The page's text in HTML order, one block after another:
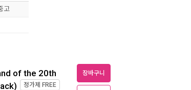
고
of the 20th
정가제
FREE
장바구니